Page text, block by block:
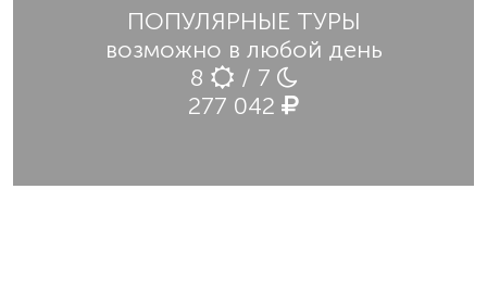
ПОПУЛЯРНЫЕ ТУРЫ
возможно в любой день
8
/ 7
277 042